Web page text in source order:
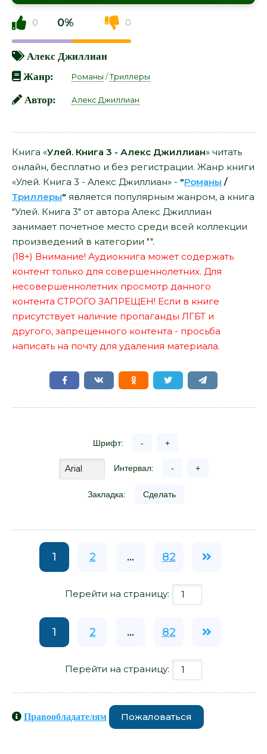
0 0% 0
Алекс Джиллиан
Жанр:
Романы /Триллеры
Автор: Алекс Джиллиан
Книга «Улей. Книга 3 - Алекс Джиллиан» читать
онлайн, бесплатно и без регистрации. Жанр книги
«Улей. Книга 3 - Алекс Джиллиан» - "Романы /
Триллеры" является популярным жанром, а книга
"Улей. Книга 3" от автора Алекс Джиллиан
занимает почетное место среди всей коллекции
произведений в категории "".
(18+) Внимание! Аудиокнига может содержать
контент только для совершеннолетних. Для
несовершеннолетних просмотр данного
контента СТРОГО ЗАПРЕЩЕН! Если в книге
присутствует наличие пропаганды ЛГБТ и
другого, запрещенного контента - просьба
написать на почту для удаления материала.
Шрифт: - +
Интервал: - +
Закладка: Сделать
1 2 ... 82
Перейти на страницу:
1 2 ... 82
Перейти на страницу:
Правообладателям Пожаловаться